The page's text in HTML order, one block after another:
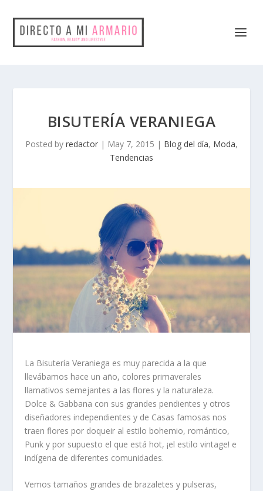
BISUTERÍA VERANIEGA
Posted by redactor | May 7, 2015 | Blog del día, Moda,
Tendencias
La Bisutería Veraniega es muy parecida a la que
llevábamos hace un año, colores primaverales
llamativos semejantes a las flores y la naturaleza.
Dolce & Gabbana con sus grandes pendientes y otros
diseñadores independientes y de Casas famosas nos
traen flores por doqueir al estilo bohemio, romántico,
Punk y por supuesto el que está hot, ¡el estilo vintage! e
indígena de diferentes comunidades.
Vemos tamaños grandes de brazaletes y pulseras,